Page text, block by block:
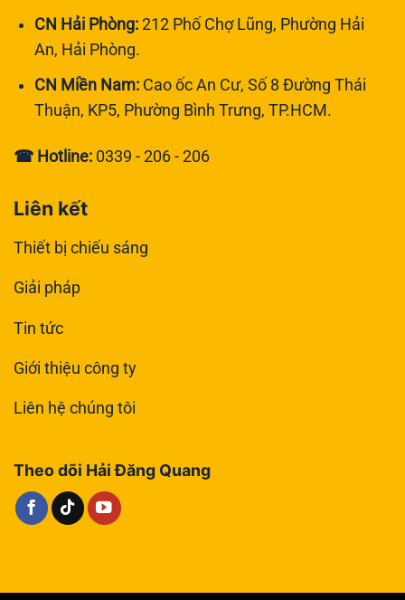
CN Hải Phòng: 212 Phố Chợ Lũng, Phường Hải
An, Hải Phòng.
CN Miền Nam: Cao ốc An Cư, Số 8 Đường Thái
Thuận, KP5, Phường Bình Trưng, TP.HCM.
☎ Hotline: 0339 - 206 - 206
Liên kết
Thiết bị chiếu sáng
Giải pháp
Tin tức
Giới thiệu công ty
Liên hệ chúng tôi
Theo dõi Hải Đăng Quang